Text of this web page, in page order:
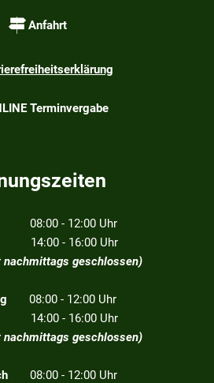
Anfahrt
Terminvergabe
08:00 - 12:00 Uhr
- 16:00 Uhr
nachmittags geschlossen)
08:00 - 12:00 Uhr
- 16:00 Uhr
nachmittags geschlossen)
08:00 - 12:00 Uhr